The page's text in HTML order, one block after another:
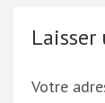
Votre